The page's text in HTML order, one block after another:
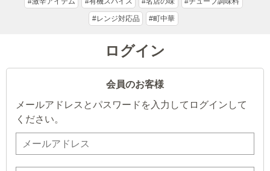
#レンジ対応品 #町中華
ログイン
会員のお客様
メールアドレスとパスワードを入力してログインして
ください。